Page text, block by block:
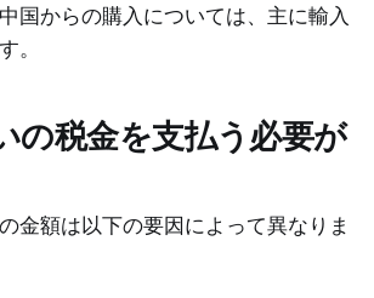
国からの購入については、主に輸入
。
の税金を支払う必要が
金額は以下の要因によって異なりま